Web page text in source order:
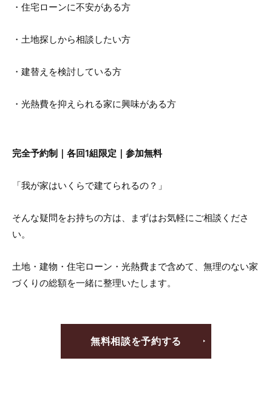
・住宅ローンに不安がある方
・土地探しから相談したい方
・建替えを検討している方
・光熱費を抑えられる家に興味がある方
完全予約制｜各回1組限定｜参加無料
「我が家はいくらで建てられるの？」
そんな疑問をお持ちの方は、まずはお気軽にご相談くださ
い。
土地・建物・住宅ローン・光熱費まで含めて、無理のない家
づくりの総額を一緒に整理いたします。
無料相談を予約する